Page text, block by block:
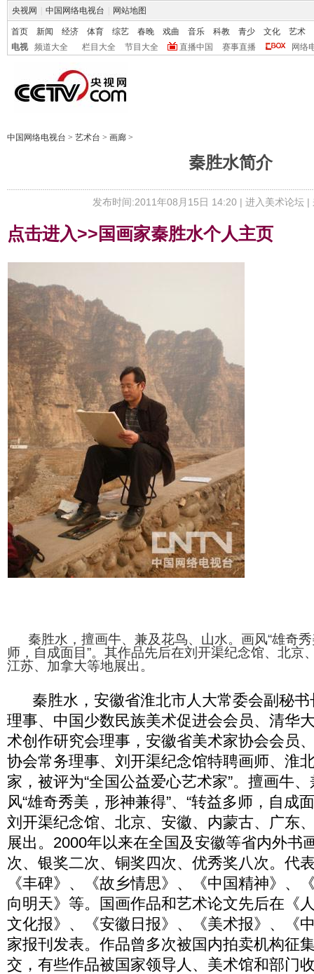
央视网 中国网络电视台 网站地图
首页 新闻 经济 体育 综艺 春晚 戏曲 音乐 科教 青少 文化
艺术
电视
频道大全 栏目大全 节目大全 直播中国 赛事直播 网络
中国网络电视台 > 艺术台 > 画廊 >
秦胜水简介
发布时间:2011年08月15日 14:20 | 进入美术论坛|
点击进入>>国画家秦胜水个人主页
秦胜水，擅画牛、兼及花鸟、山水。画风“雄奇秀
师，自成面目”。其作品先后在刘开渠纪念馆、北京
江苏、加拿大等地展出。
秦胜水，安徽省淮北市人大常委会副秘书
理事、中国少数民族美术促进会会员、清华
术创作研究会理事，安徽省美术家协会会员
协会常务理事、刘开渠纪念馆特聘画师、淮
家，被评为“全国公益爱心艺术家”。擅画牛
风“雄奇秀美，形神兼得”、“转益多师，自成
刘开渠纪念馆、北京、安徽、内蒙古、广东
展出。2000年以来在全国及安徽等省内外书
次、银奖二次、铜奖四次、优秀奖八次。代
《丰碑》、《故乡情思》、《中国精神》、
向明天》等。国画作品和艺术论文先后在《
文化报》、《安徽日报》、《美术报》、《
家报刊发表。作品曾多次被国内拍卖机构征
交，有些作品被国家领导人、美术馆和部门